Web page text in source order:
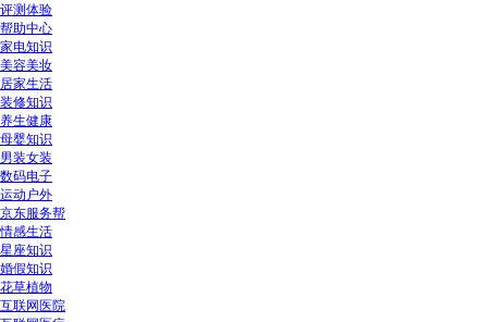
评测体验
帮助中心
家电知识
美容美妆
居家生活
装修知识
养生健康
母婴知识
男装女装
数码电子
运动户外
京东服务帮
情感生活
星座知识
婚假知识
花草植物
互联网医院